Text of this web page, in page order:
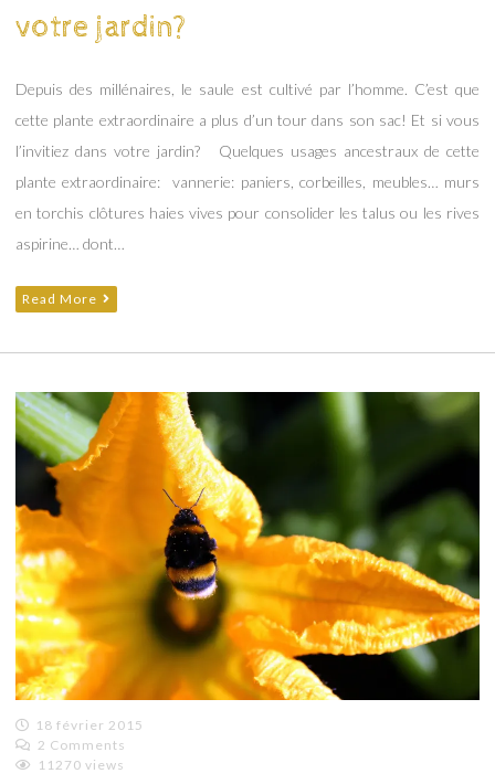
votre jardin?
Depuis des millénaires, le saule est cultivé par l’homme. C’est que
cette plante extraordinaire a plus d’un tour dans son sac! Et si vous
l’invitiez dans votre jardin? Quelques usages ancestraux de cette
plante extraordinaire: vannerie: paniers, corbeilles, meubles… murs
en torchis clôtures haies vives pour consolider les talus ou les rives
aspirine… dont…
Read More
18 février 2015
Emilie
2 Comments
11270 views